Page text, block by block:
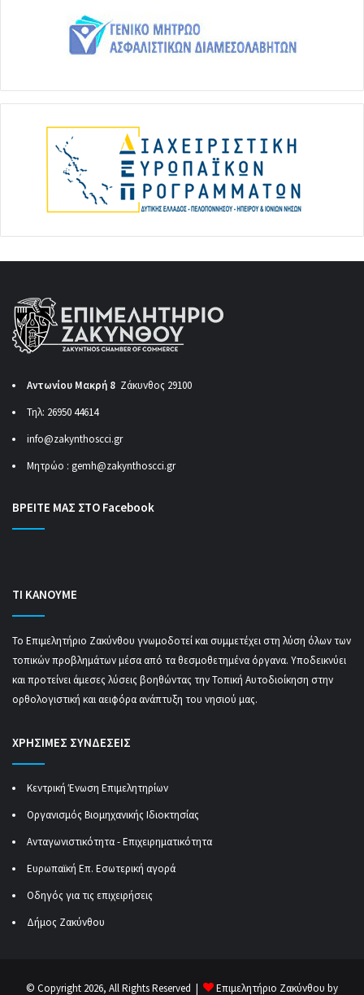
Αντωνίου Μακρή 8 Ζάκυνθος 29100
Τηλ: 26950 44614
info@zakynthoscci.gr
Μητρώο : gemh@zakynthoscci.gr
ΒΡΕΙΤΕ ΜΑΣ ΣΤΟ Facebook
ΤΙ ΚΑΝΟΥΜΕ
Το Επιμελητήριο Ζακύνθου γνωμοδοτεί και συμμετέχει στη λύση όλων των
τοπικών προβλημάτων μέσα από τα θεσμοθετημένα όργανα. Υποδεικνύει
και προτείνει άμεσες λύσεις βοηθώντας την Τοπική Αυτοδιοίκηση στην
ορθολογιστική και αειφόρα ανάπτυξη του νησιού μας.
ΧΡΗΣΙΜΕΣ ΣΥΝΔΕΣΕΙΣ
Κεντρική Ένωση Επιμελητηρίων
Οργανισμός Βιομηχανικής Ιδιοκτησίας
Ανταγωνιστικότητα - Επιχειρηματικότητα
Ευρωπαϊκή Επ. Εσωτερική αγορά
Οδηγός για τις επιχειρήσεις
Δήμος Ζακύνθου
© Copyright 2026, All Rights Reserved | Επιμελητήριο Ζακύνθου by